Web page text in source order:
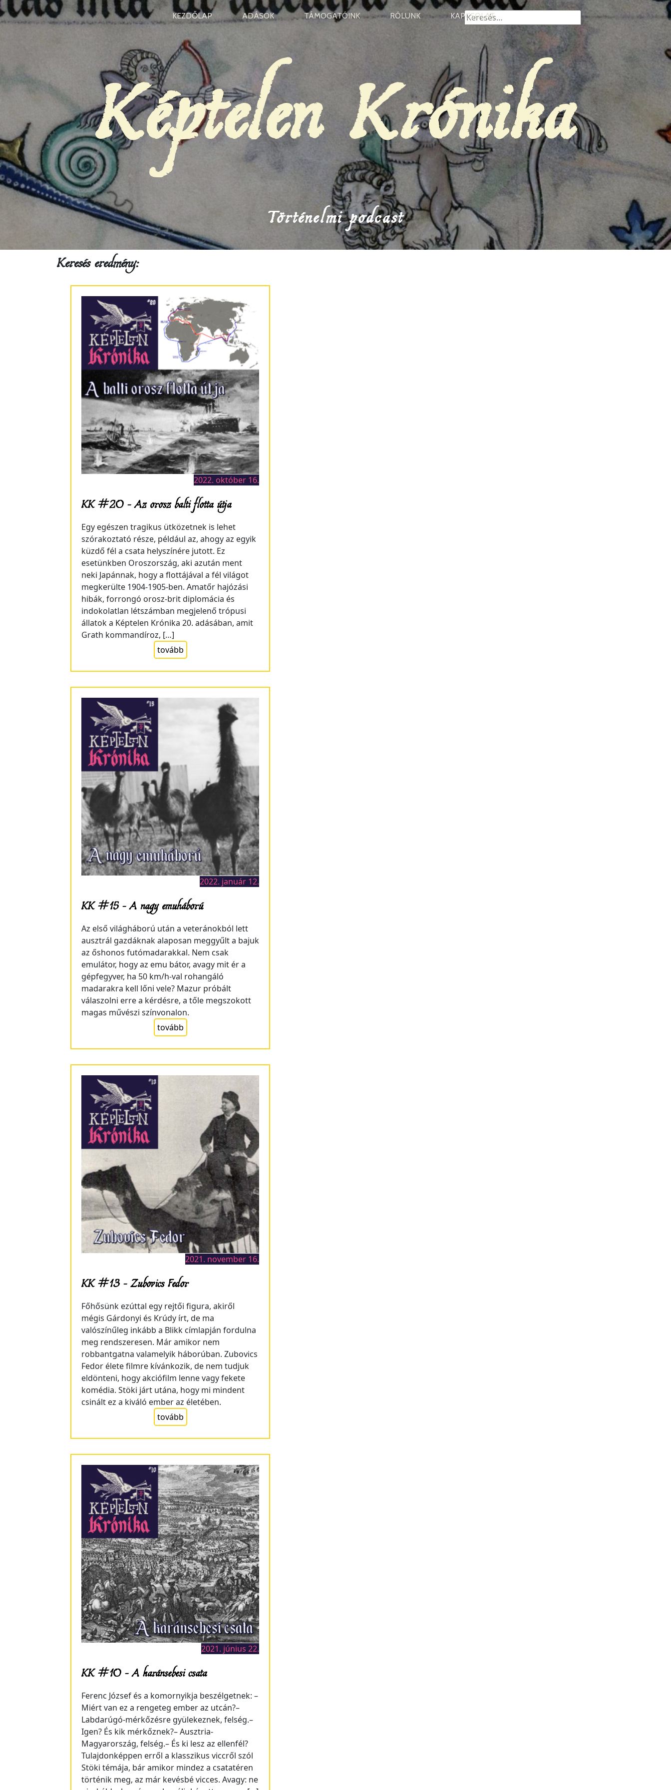
KEZDŐLAP ADÁSOK TÁMOGATÓINK RÓLUNK KAPCSOLAT
Keresés:
Képtelen Krónika
Történelmi podcast
Keresés eredmény:
2022. október 16.
KK #20 – Az orosz balti flotta útja
Egy egészen tragikus ütközetnek is lehet
szórakoztató része, például az, ahogy az egyik
küzdő fél a csata helyszínére jutott. Ez
esetünkben Oroszország, aki azután ment
neki Japánnak, hogy a flottájával a fél világot
megkerülte 1904-1905-ben. Amatőr hajózási
hibák, forrongó orosz-brit diplomácia és
indokolatlan létszámban megjelenő trópusi
állatok a Képtelen Krónika 20. adásában, amit
Grath kommandíroz, […]
tovább
2022. január 12.
KK #15 – A nagy emuháború
Az első világháború után a veteránokból lett
ausztrál gazdáknak alaposan meggyűlt a bajuk
az őshonos futómadarakkal. Nem csak
emulátor, hogy az emu bátor, avagy mit ér a
gépfegyver, ha 50 km/h-val rohangáló
madarakra kell lőni vele? Mazur próbált
válaszolni erre a kérdésre, a tőle megszokott
magas művészi színvonalon.
tovább
2021. november 16.
KK #13 – Zubovics Fedor
Főhősünk ezúttal egy rejtői figura, akiről
mégis Gárdonyi és Krúdy írt, de ma
valószínűleg inkább a Blikk címlapján fordulna
meg rendszeresen. Már amikor nem
robbantgatna valamelyik háborúban. Zubovics
Fedor élete filmre kívánkozik, de nem tudjuk
eldönteni, hogy akciófilm lenne vagy fekete
komédia. Stöki járt utána, hogy mi mindent
csinált ez a kiváló ember az életében.
tovább
2021. június 22.
KK #10 – A karánsebesi csata
Ferenc József és a komornyikja beszélgetnek: –
Miért van ez a rengeteg ember az utcán?–
Labdarúgó-mérkőzésre gyülekeznek, felség.–
Igen? És kik mérkőznek?– Ausztria-
Magyarország, felség.– És ki lesz az ellenfél?
Tulajdonképpen erről a klasszikus viccről szól
Stöki témája, bár amikor mindez a csatatéren
történik meg, az már kevésbé vicces. Avagy: ne